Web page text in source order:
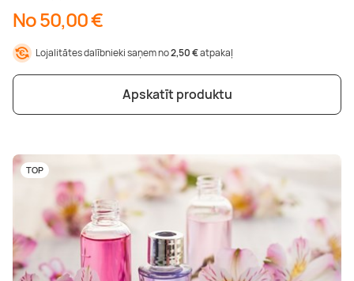
No 50,00 €
Lojalitātes dalībnieki saņem no2,50 €atpakaļ
Apskatīt produktu
TOP